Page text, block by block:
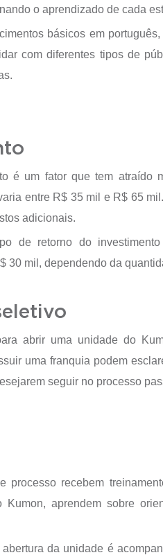
o aprendizado de cada
básicos em
com diferentes tipos de
é um fator que tem atraído
entre R$ 35 mil e R$ 65
adicionais.
de retorno do
30 mil, dependendo da
abrir uma unidade do
uma franquia podem
seguir no processo
processo recebem
Kumon, aprendem sobre
da unidade é